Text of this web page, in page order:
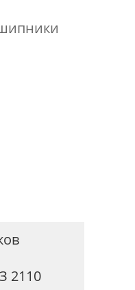
2110